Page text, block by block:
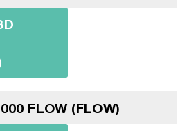
FLOW (FLOW)